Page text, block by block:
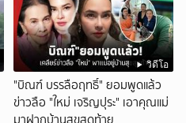
วิดีโอ
"บิณฑ์ บรรลือฤทธิ์" ยอมพูดแล้ว
ข่าวลือ "ใหม่ เจริญปุระ" เอาคุณแม่